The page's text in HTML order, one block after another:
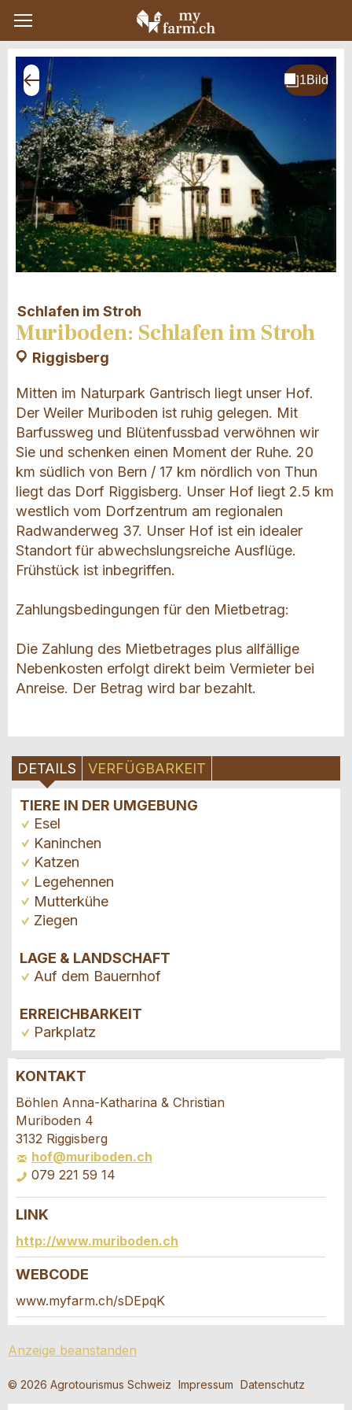
Schlafen im Stroh
Muriboden: Schlafen im Stroh
Riggisberg
Mitten im Naturpark Gantrisch liegt unser Hof.
Der Weiler Muriboden ist ruhig gelegen. Mit
Barfussweg und Blütenfussbad verwöhnen wir
Sie und schenken einen Moment der Ruhe. 20
km südlich von Bern / 17 km nördlich von Thun
liegt das Dorf Riggisberg. Unser Hof liegt 2.5 km
westlich vom Dorfzentrum am regionalen
Radwanderweg 37. Unser Hof ist ein idealer
Standort für abwechslungsreiche Ausflüge.
Frühstück ist inbegriffen.
Zahlungsbedingungen für den Mietbetrag:
Die Zahlung des Mietbetrages plus allfällige
Nebenkosten erfolgt direkt beim Vermieter bei
Anreise. Der Betrag wird bar bezahlt.
DETAILS VERFÜGBARKEIT
TIERE IN DER UMGEBUNG
Esel
Kaninchen
Katzen
Legehennen
Mutterkühe
Ziegen
LAGE & LANDSCHAFT
Auf dem Bauernhof
ERREICHBARKEIT
Parkplatz
Anzeige beanstanden
Ihr Feedback wird sehr geschätzt!
Allgemeines Feedback
Anzeige nicht mehr gültig
Anzeige unvollständig
Anzeige weiterempfehlen
Empfehlen Sie diese Anzeige an Freunde weiter.
* Eingabe erforderlich
ANZEIGE WEITEREMPFEHLEN
KONTAKT
Böhlen Anna-Katharina & Christian
Muriboden 4
3132 Riggisberg
hof@muriboden.ch
079 221 59 14
Buchungsanfrage
Verfassen Sie eine Nachricht für die
Kontaktpersonen dieser Anzeige.
AUGUST 2026
Abreise
LINK
http://www.muriboden.ch
WEBCODE
www.myfarm.ch/sDEpqK
Anzeige beanstanden
© 2026 Agrotourismus Schweiz Impressum Datenschutz